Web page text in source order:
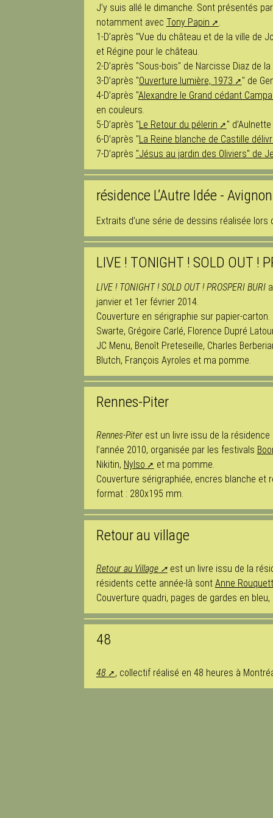
J’y suis allé le dimanche. Sont présentés
notamment avec Tony Papin
.
1-D’après "Vue du château et de la ville de
et Régine pour le château.
2-D’après "Sous-bois" de Narcisse Diaz de la
3-D’après "Ouverture lumière, 1973
" de
4-D’après "Alexandre le Grand cédant
en couleurs.
5-D’après "Le Retour du pélerin
"
6-D’après "La Reine blanche de Castille
7-D’après "Jésus au jardin des Oliviers" de
résidence L’Autre Idée -
Extraits d’une série de dessins réalisée
LIVE ! TONIGHT ! SOLD OUT !
LIVE ! TONIGHT ! SOLD OUT ! PROSPERI BURIa
janvier et 1er février 2014.
Couverture en sérigraphie sur papier-
Swarte, Grégoire Carlé, Florence Dupré
JC Menu, Benoît Preteseille, Charles
Blutch, François Ayroles et ma pomme.
Rennes-Piter
Rennes-Piterest un livre issu de la résidence
l’année 2010, organisée par les festivals
Nikitin, Nylso
et ma pomme.
Couverture sérigraphiée, encres blanche et
format : 280x195 mm.
Retour au village
Retour au Village
est un livre issu de la
résidents cette année-là sont Anne
Couverture quadri, pages de gardes en
48
48 , collectif réalisé en 48 heures à